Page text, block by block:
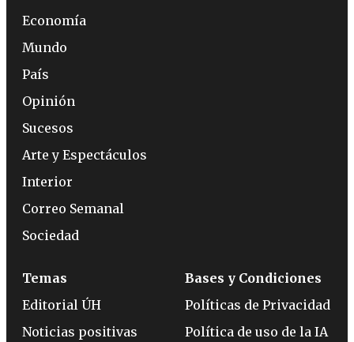
Economía
Mundo
País
Opinión
Sucesos
Arte y Espectáculos
Interior
Correo Semanal
Sociedad
Temas
Editorial ÚH
Noticias positivas
Bases y Condiciones
Políticas de Privacidad
Política de uso de la IA